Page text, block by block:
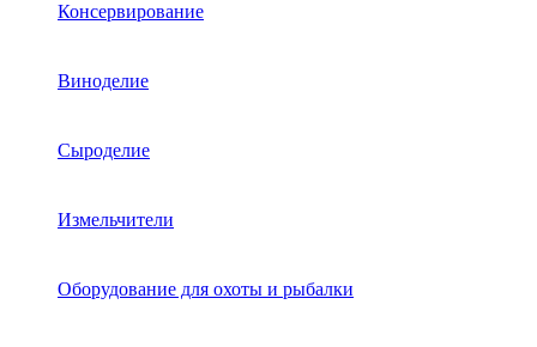
Консервирование
Виноделие
Сыроделие
Измельчители
Оборудование для охоты и рыбалки